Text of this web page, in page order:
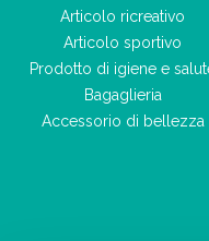
Articolo ricreativo
Articolo sportivo
Prodotto di igiene e
Bagaglieria
Accessorio di bellezza